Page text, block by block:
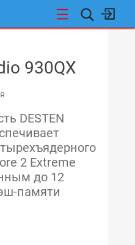
930QX
DESTEN
2 Extreme
до 12
памяти